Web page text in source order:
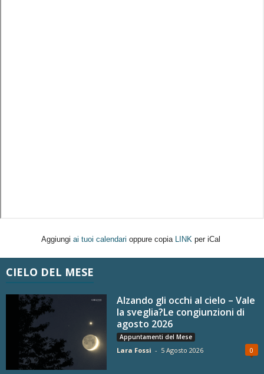
Aggiungi ai tuoi calendari oppure copia LINK per iCal
CIELO DEL MESE
Alzando gli occhi al cielo – Vale
la sveglia?Le congiunzioni di
agosto 2026
Appuntamenti del Mese
Lara Fossi - 5 Agosto 2026 0